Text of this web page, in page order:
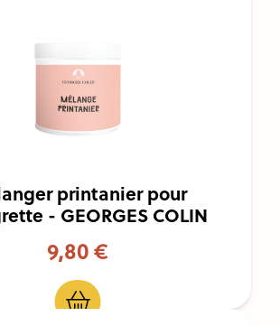
printanier pour
- GEORGES COLIN
9,80 €